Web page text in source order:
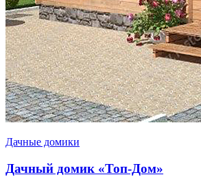
Дачные домики
Дачный домик «Топ-Дом»